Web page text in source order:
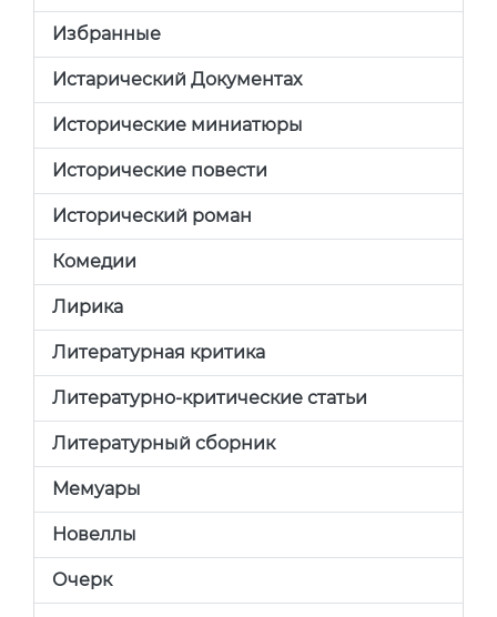
Избранные
Истарический Документах
Исторические миниатюры
Исторические повести
Исторический роман
Комедии
Лирика
Литературная критика
Литературно-критические статьи
Литературный сборник
Мемуары
Новеллы
Очерк